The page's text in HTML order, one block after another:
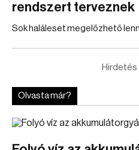
rendszert terveznek
Sok haláleset megelőzhető
Hirdetés
Olvasta már?